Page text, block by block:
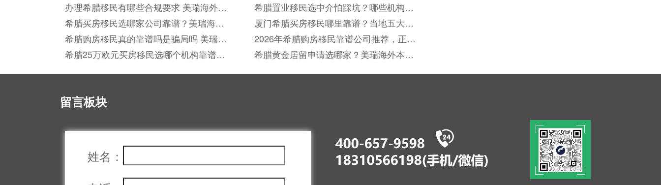
办理希腊移民有哪些合规要求 美瑞海外标
准化服务覆盖全流程
希腊置业移民选中介怕踩坑？哪些机构能
真正保障全流程合规无风险？
希腊买房移民选哪家公司靠谱？美瑞海外
本地化落地支持有哪些优势？
厦门希腊买房移民哪里靠谱？当地五大权
威中介怎么按口碑筛选？
希腊购房移民真的靠谱吗是骗局吗 美瑞海
外用真实案例打消顾虑
2026年希腊购房移民靠谱公司推荐，正规
机构挑选攻略
希腊25万欧元买房移民选哪个机构靠谱？
希腊黄金居留申请选哪家？美瑞海外本地
留言板块
姓名：